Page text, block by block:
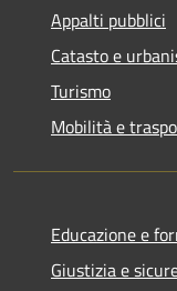
Appalti pubblici
Catasto e
Turismo
Mobilità e
Educazione e
Giustizia e